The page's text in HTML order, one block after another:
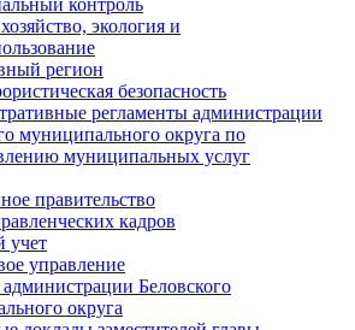
контроль
экология и
регион
безопасность
регламенты администрации
муниципального округа по
муниципальных услуг
правительство
кадров
учет
управление
Беловского
округа